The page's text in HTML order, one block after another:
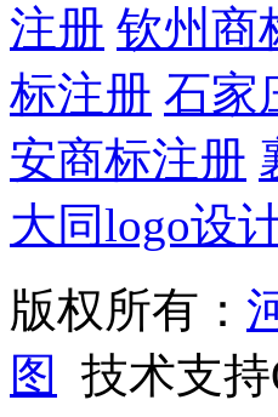
注册 钦州商
标注册 石家
安商标注册
大同logo设
版权所有：
图
技术支持